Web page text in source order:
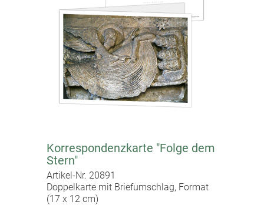
Korrespondenzkarte "Folge dem
Stern"
Artikel-Nr. 20891
Doppelkarte mit Briefumschlag, Format
(17 x 12 cm)